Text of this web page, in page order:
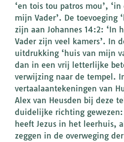
‘en tois tou patros mou’,
mijn Vader’. De toevoeging
zijn aan Johannes 14:2: ‘In
Vader zijn veel kamers’. In
uitdrukking ‘huis van mijn
dan in een vrij letterlijke
verwijzing naar de tempel.
vertaalaantekeningen van
Alex van Heusden bij deze
duidelijke richting gewezen:
heeft Jezus in het leerhuis,
zeggen in de overweging